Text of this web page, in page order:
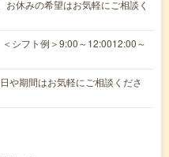
お休みの希望はお気軽にご相談く
＜シフト例＞9:00～12:0012:00～
期間はお気軽にご相談くださ